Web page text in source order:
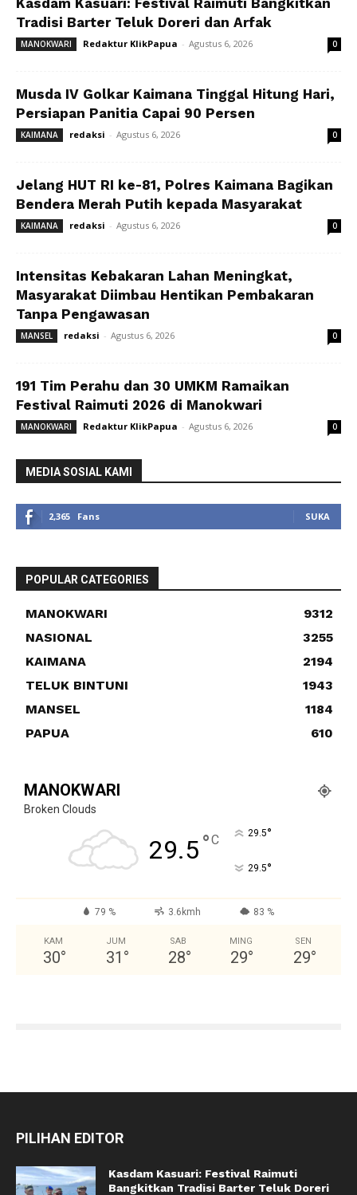
Kasdam Kasuari: Festival Raimuti Bangkitkan
Tradisi Barter Teluk Doreri dan Arfak
MANOKWARI Redaktur KlikPapua - Agustus 6, 2026 0
Musda IV Golkar Kaimana Tinggal Hitung Hari,
Persiapan Panitia Capai 90 Persen
KAIMANA redaksi - Agustus 6, 2026 0
Jelang HUT RI ke-81, Polres Kaimana Bagikan
Bendera Merah Putih kepada Masyarakat
KAIMANA redaksi - Agustus 6, 2026 0
Intensitas Kebakaran Lahan Meningkat,
Masyarakat Diimbau Hentikan Pembakaran
Tanpa Pengawasan
MANSEL redaksi - Agustus 6, 2026 0
191 Tim Perahu dan 30 UMKM Ramaikan
Festival Raimuti 2026 di Manokwari
MANOKWARI Redaktur KlikPapua - Agustus 6, 2026 0
MEDIA SOSIAL KAMI
2,365 Fans SUKA
POPULAR CATEGORIES
MANOKWARI
9312
NASIONAL
3255
KAIMANA
2194
TELUK BINTUNI
1943
MANSEL
1184
PAPUA
610
MANOKWARI
Broken Clouds
29.5°C 29.5°
29.5°
79 % 3.6kmh 83 %
KAM
30°
JUM
31 °
SAB
28°
MING
29°
SEN
29°
PILIHAN EDITOR
Kasdam Kasuari: Festival Raimuti
Bangkitkan Tradisi Barter Teluk Doreri